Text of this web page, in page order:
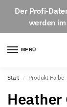
Der Profi-
werden
MENÜ
Start / Produkt Farbe
Heather